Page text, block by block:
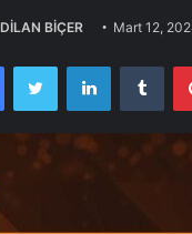
DİLAN BİÇER Mart 12,
FacebookTwitter LinkedIn